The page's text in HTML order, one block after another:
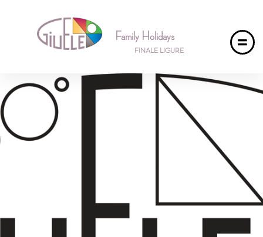
Family Holidays
FINALE LIGURE